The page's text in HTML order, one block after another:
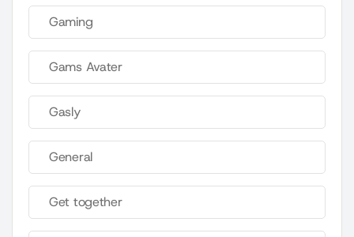
Gaming
Gams Avater
Gasly
General
Get together